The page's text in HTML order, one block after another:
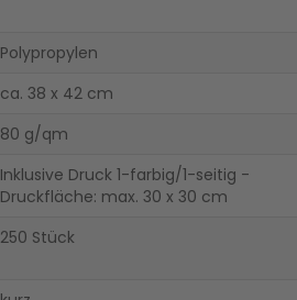
Polypropylen
ca. 38 x 42 cm
80 g/qm
Inklusive Druck 1-farbig/1-seitig -
Druckfläche: max. 30 x 30 cm
250 Stück